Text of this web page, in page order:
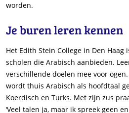
worden.
Je buren leren kennen
Het Edith Stein College in Den Haag
scholen die Arabisch aanbieden.
verschillende doelen mee voor
wordt thuis Arabisch als hoofdtaal
Koerdisch en Turks. Met zijn zus
‘Veel talen ja, maar ik spreek geen